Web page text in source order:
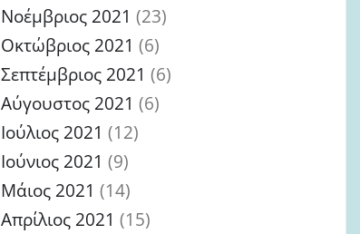
Νοέμβριος 2021 (23)
Οκτώβριος 2021 (6)
Σεπτέμβριος 2021 (6)
Αύγουστος 2021 (6)
Ιούλιος 2021 (12)
Ιούνιος 2021 (9)
Μάιος 2021 (14)
Απρίλιος 2021 (15)